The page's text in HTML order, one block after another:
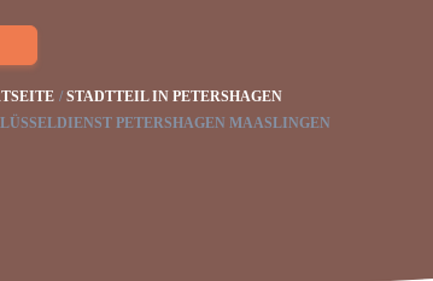
STADTTEIL IN PETERSHAGEN
PETERSHAGEN MAASLINGEN